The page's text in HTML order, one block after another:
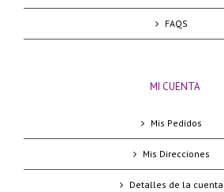
FAQS
MI CUENTA
Mis Pedidos
Mis Direcciones
Detalles de la cuenta